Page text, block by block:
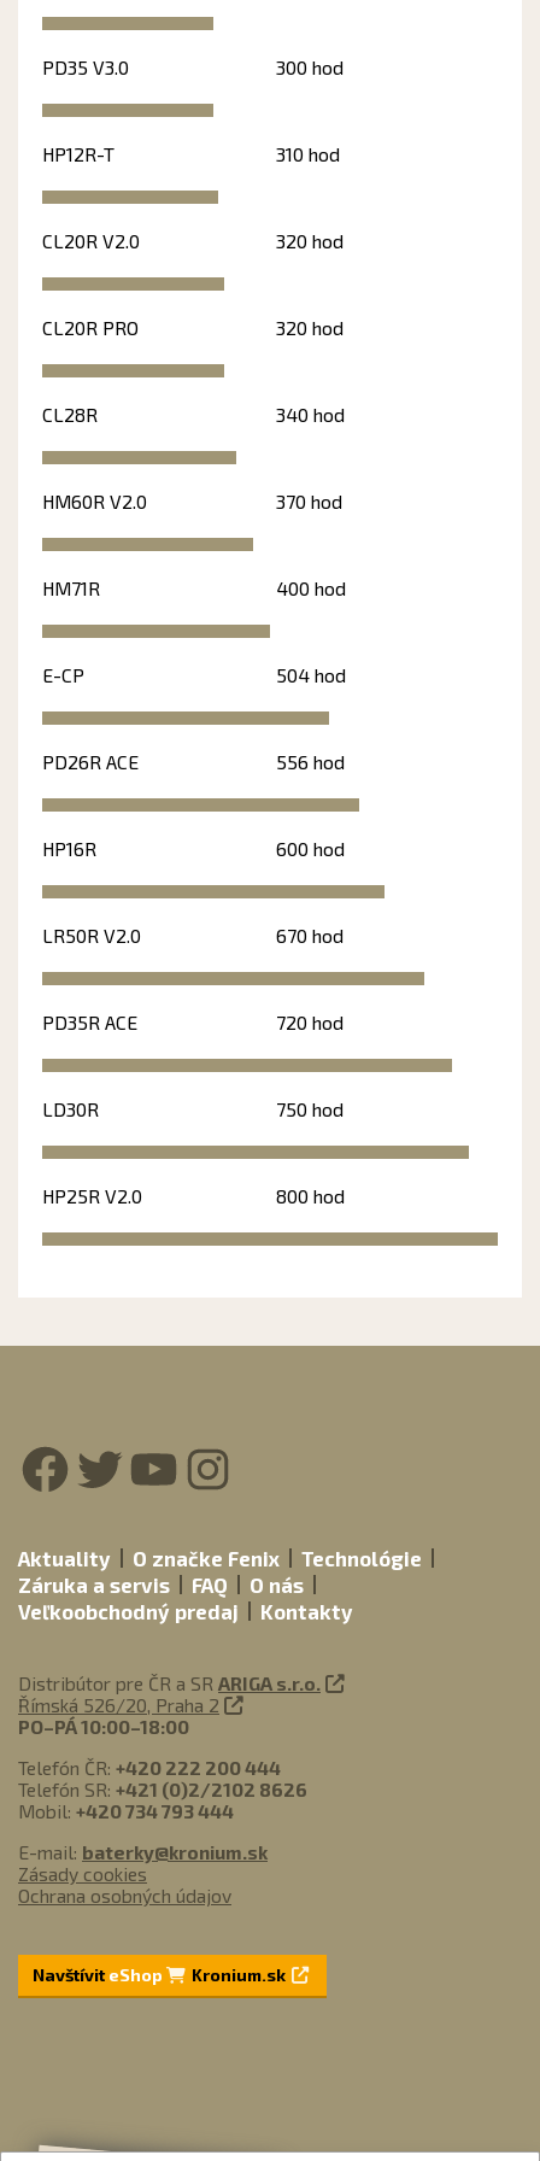
PD35 V3.0 300 hod
HP12R-T 310 hod
CL20R V2.0 320 hod
CL20R PRO 320 hod
CL28R 340 hod
HM60R V2.0 370 hod
HM71R 400 hod
E-CP 504 hod
PD26R ACE 556 hod
HP16R 600 hod
LR50R V2.0 670 hod
PD35R ACE 720 hod
LD30R 750 hod
HP25R V2.0 800 hod
Facebook
Twitter
YouTube
Aktuality O značke Fenix
Technológie
Záruka a servis
FAQ
O nás
Veľkoobchodný predaj
Kontakty
Distribútor pre ČR a SR ARIGA s.r.o.
Římská 526/20, Praha 2
PO–PÁ 10:00–18:00
Telefón ČR: +420 222 200 444
Telefón SR: +421 (0)2/2102 8626
Mobil: +420 734 793 444
E-mail: baterky@kronium.sk
Zásady cookies
Ochrana osobných údajov
NavštíviteShop Kronium.sk